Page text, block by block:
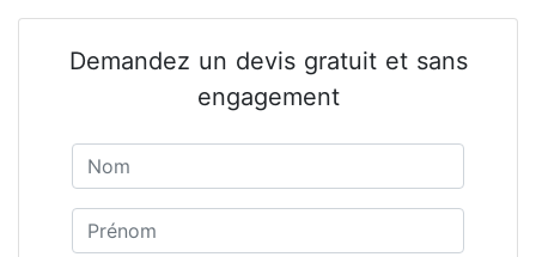
Demandez un devis gratuit et sans
engagement
Prénom